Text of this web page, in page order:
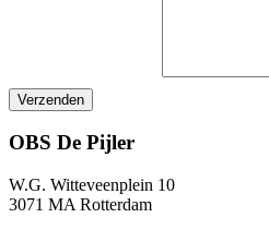
OBS De Pijler
W.G. Witteveenplein 10
3071 MA Rotterdam